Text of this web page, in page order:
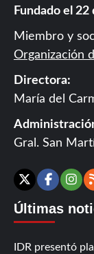
Fundado el
Miembro y
Organización
Directora:
María del
Gral. San
X
Últimas
IDR presentó